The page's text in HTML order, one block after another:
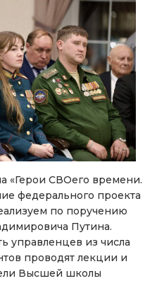
«Герои СВОего времени.
федерального проекта
по поручению
Путина.
управленцев из числа
проводят лекции и
Высшей школы